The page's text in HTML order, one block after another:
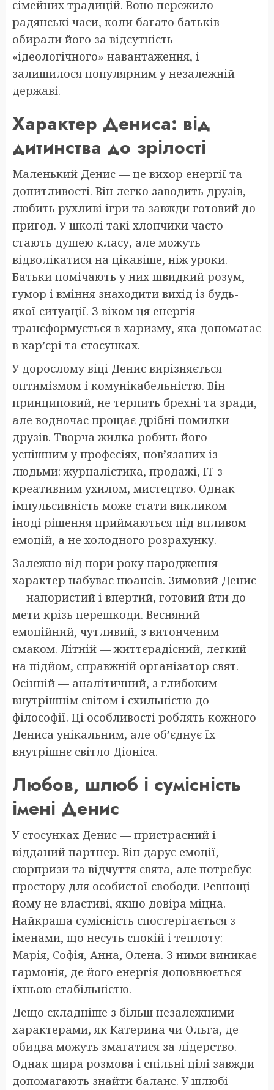
сімейних традицій. Воно пережило
радянські часи, коли багато батьків
обирали його за відсутність
«ідеологічного» навантаження, і
залишилося популярним у незалежній
державі.
Характер Дениса: від
дитинства до зрілості
Маленький Денис — це вихор енергії та
допитливості. Він легко заводить друзів,
любить рухливі ігри та завжди готовий до
пригод. У школі такі хлопчики часто
стають душею класу, але можуть
відволікатися на цікавіше, ніж уроки.
Батьки помічають у них швидкий розум,
гумор і вміння знаходити вихід із будь-
якої ситуації. З віком ця енергія
трансформується в харизму, яка допомагає
в кар’єрі та стосунках.
У дорослому віці Денис вирізняється
оптимізмом і комунікабельністю. Він
принциповий, не терпить брехні та зради,
але водночас прощає дрібні помилки
друзів. Творча жилка робить його
успішним у професіях, пов’язаних із
людьми: журналістика, продажі, IT з
креативним ухилом, мистецтво. Однак
імпульсивність може стати викликом —
іноді рішення приймаються під впливом
емоцій, а не холодного розрахунку.
Залежно від пори року народження
характер набуває нюансів. Зимовий Денис
— напористий і впертий, готовий йти до
мети крізь перешкоди. Весняний —
емоційний, чутливий, з витонченим
смаком. Літній — життєрадісний, легкий
на підйом, справжній організатор свят.
Осінній — аналітичний, з глибоким
внутрішнім світом і схильністю до
філософії. Ці особливості роблять кожного
Дениса унікальним, але об’єднує їх
внутрішнє світло Діоніса.
Любов, шлюб і сумісність
імені Денис
У стосунках Денис — пристрасний і
відданий партнер. Він дарує емоції,
сюрпризи та відчуття свята, але потребує
простору для особистої свободи. Ревнощі
йому не властиві, якщо довіра міцна.
Найкраща сумісність спостерігається з
іменами, що несуть спокій і теплоту:
Марія, Софія, Анна, Олена. З ними виникає
гармонія, де його енергія доповнюється
їхньою стабільністю.
Дещо складніше з більш незалежними
характерами, як Катерина чи Ольга, де
обидва можуть змагатися за лідерство.
Однак щира розмова і спільні цілі завжди
допомагають знайти баланс. У шлюбі